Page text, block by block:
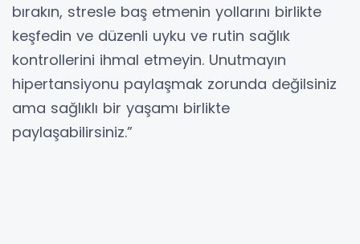
bırakın, stresle baş etmenin yollarını birlikte
keşfedin ve düzenli uyku ve rutin sağlık
kontrollerini ihmal etmeyin. Unutmayın
hipertansiyonu paylaşmak zorunda değilsiniz
ama sağlıklı bir yaşamı birlikte
paylaşabilirsiniz.”